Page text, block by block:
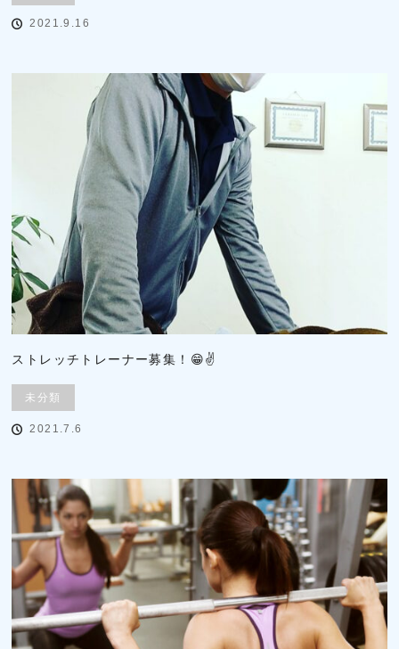
2021.9.16
ストレッチトレーナー募集！😁✌
未分類
2021.7.6